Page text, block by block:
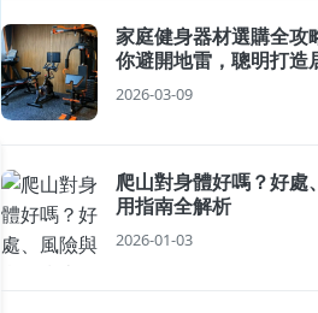
家庭健身器材選購全攻
你避開地雷，聰明打造
2026-03-09
爬山對身體好嗎？好處
用指南全解析
2026-01-03